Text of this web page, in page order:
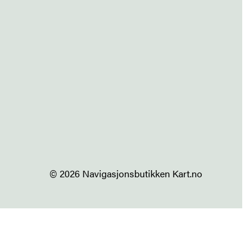
© 2026 Navigasjonsbutikken Kart.no